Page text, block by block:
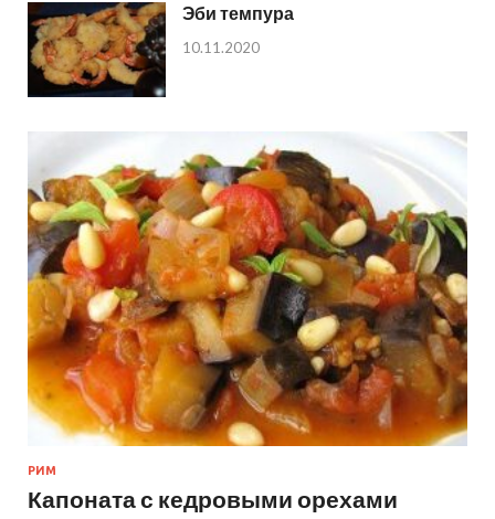
Эби темпура
10.11.2020
РИМ
Капоната с кедровыми орехами